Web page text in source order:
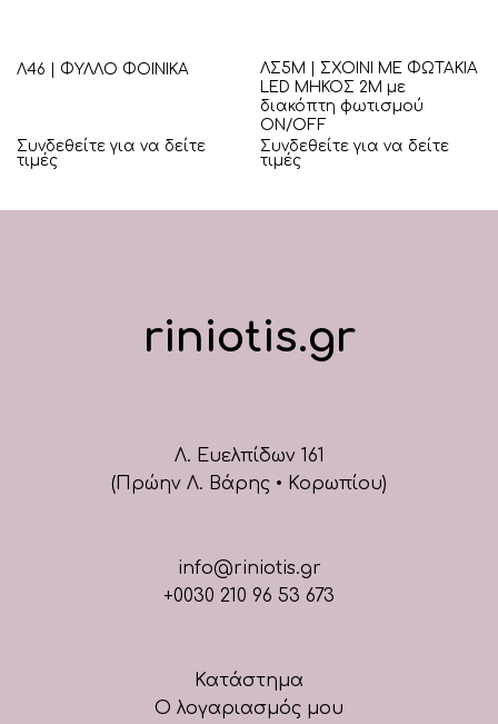
Λ46 | ΦΥΛΛΟ ΦΟΙΝΙΚΑ
Συνδεθείτε για να δείτε
τιμές
ΛΣ5Μ | ΣΧΟΙΝΙ ΜΕ ΦΩΤΑΚΙΑ
LED ΜΗΚΟΣ 2Μ με
διακόπτη φωτισμού
ON/OFF
Συνδεθείτε για να δείτε
τιμές
riniotis.gr
Λ. Ευελπίδων 161
(Πρώην Λ. Βάρης • Κορωπίου)
info@riniotis.gr
+0030 210 96 53 673
Κατάστημα
Ο λογαριασμός μου